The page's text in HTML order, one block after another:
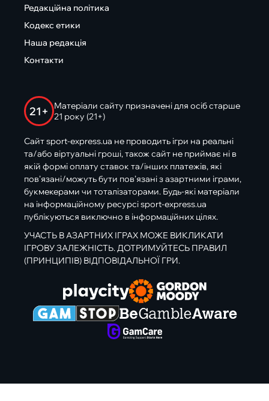
Редакційна політика
Кодекс етики
Наша редакція
Контакти
21+
Матеріали сайту призначені для осіб старше
21 року (21+)
Сайт sport-express.ua не проводить ігри на реальні
та/або віртуальні гроші, також сайт не приймає ні в
якій формі оплату ставок та/інших платежів, які
пов’язані/можуть бути пов’язані з азартними іграми,
букмекерами чи тоталізаторами. Будь-які матеріали
на інформаційному ресурсі sport-express.ua
публікуються виключно в інформаційних цілях.
УЧАСТЬ В АЗАРТНИХ ІГРАХ МОЖЕ ВИКЛИКАТИ
ІГРОВУ ЗАЛЕЖНІСТЬ. ДОТРИМУЙТЕСЬ ПРАВИЛ
(ПРИНЦИПІВ) ВІДПОВІДАЛЬНОЇ ГРИ.